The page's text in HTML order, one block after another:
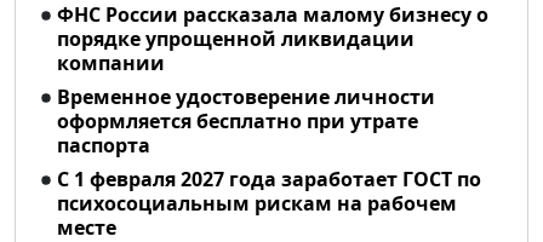
ФНС России рассказала малому бизнесу о
порядке упрощенной ликвидации
компании
Временное удостоверение личности
оформляется бесплатно при утрате
паспорта
С 1 февраля 2027 года заработает ГОСТ по
психосоциальным рискам на рабочем
месте